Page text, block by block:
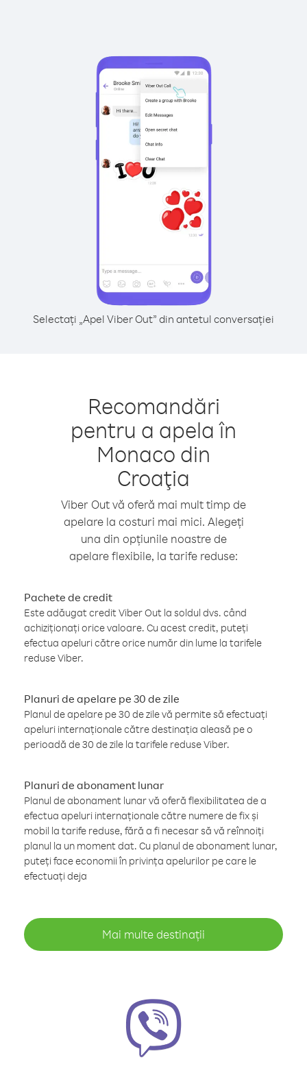
Selectați „Apel Viber Out” din antetul conversației
Recomandări
pentru a apela în
Monaco din
Croaţia
Viber Out vă oferă mai mult timp de
apelare la costuri mai mici. Alegeți
una din opțiunile noastre de
apelare flexibile, la tarife reduse:
Pachete de credit
Este adăugat credit Viber Out la soldul dvs. când
achiziționați orice valoare. Cu acest credit, puteți
efectua apeluri către orice număr din lume la tarifele
reduse Viber.
Planuri de apelare pe 30 de zile
Planul de apelare pe 30 de zile vă permite să efectuați
apeluri internaționale către destinația aleasă pe o
perioadă de 30 de zile la tarifele reduse Viber.
Planuri de abonament lunar
Planul de abonament lunar vă oferă flexibilitatea de a
efectua apeluri internaționale către numere de fix și
mobil la tarife reduse, fără a fi necesar să vă reînnoiți
planul la un moment dat. Cu planul de abonament lunar,
puteți face economii în privința apelurilor pe care le
efectuați deja
Mai multe destinații